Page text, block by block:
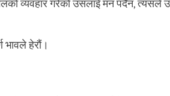
व्यवहार गरेको उसलाई मन पर्दैन, त्यसले
भावले हेरौं।